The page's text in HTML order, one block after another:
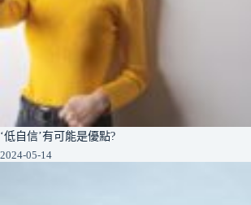
‘低自信’有可能是優點?
2024-05-14